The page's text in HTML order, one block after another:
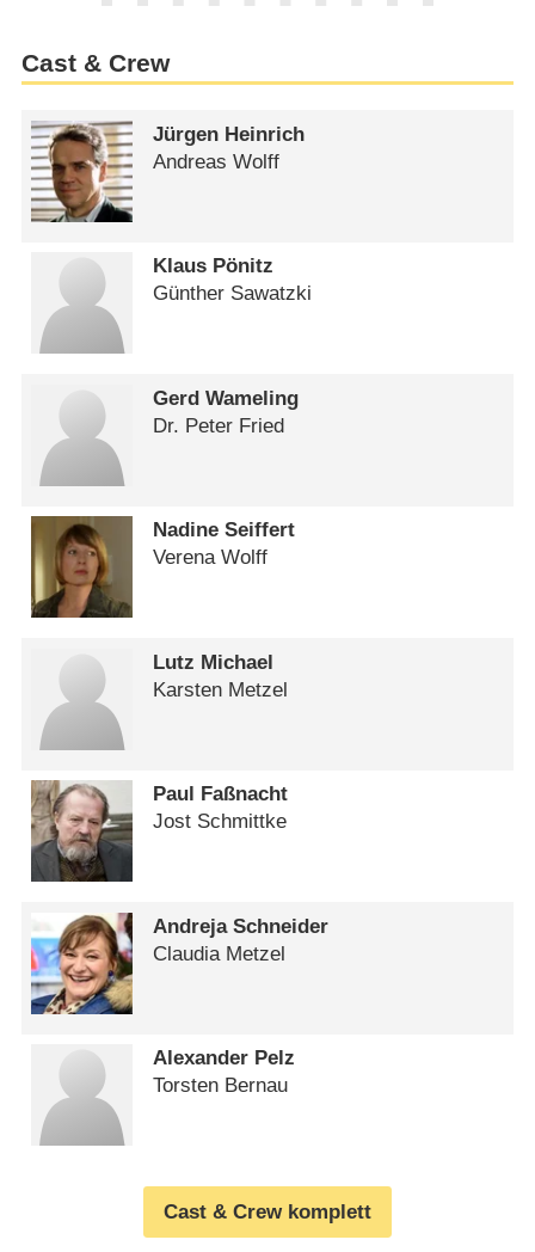
Cast & Crew
Jürgen Heinrich
Andreas Wolff
Klaus Pönitz
Günther Sawatzki
Gerd Wameling
Dr. Peter Fried
Nadine Seiffert
Verena Wolff
Lutz Michael
Karsten Metzel
Paul Faßnacht
Jost Schmittke
Andreja Schneider
Claudia Metzel
Alexander Pelz
Torsten Bernau
Cast & Crew komplett